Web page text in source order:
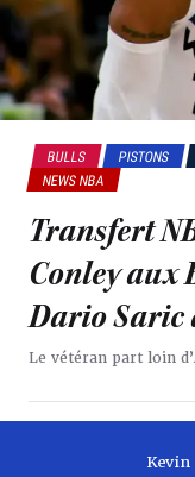
BULLS PISTONS
NEWS NBA
Transfert
Conley aux
Dario Saric
Le vétéran part loin